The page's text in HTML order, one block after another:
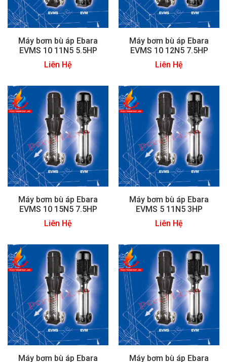
Máy bơm bù áp Ebara
EVMS 10 11N5 5.5HP
Liên Hệ
Máy bơm bù áp Ebara
EVMS 10 12N5 7.5HP
Liên Hệ
Máy bơm bù áp Ebara
EVMS 10 15N5 7.5HP
Liên Hệ
Máy bơm bù áp Ebara
EVMS 5 11N5 3HP
Liên Hệ
Máy bơm bù áp Ebara
Máy bơm bù áp Ebara